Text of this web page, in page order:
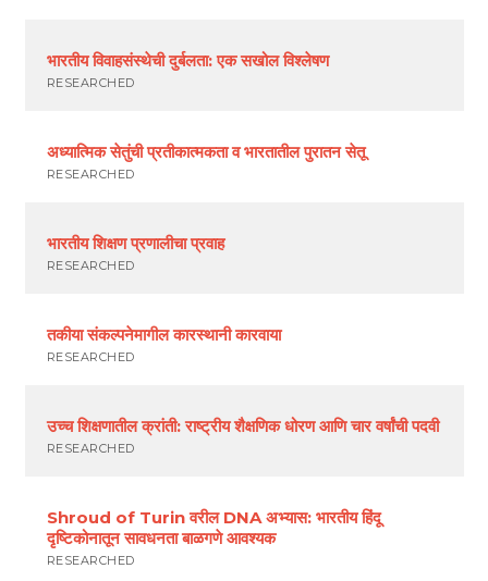
भारतीय विवाहसंस्थेची दुर्बलता: एक सखोल विश्लेषण
RESEARCHED
अध्यात्मिक सेतुंची प्रतीकात्मकता व भारतातील पुरातन सेतू
RESEARCHED
भारतीय शिक्षण प्रणालीचा प्रवाह
RESEARCHED
तकीया संकल्पनेमागील कारस्थानी कारवाया
RESEARCHED
उच्च शिक्षणातील क्रांती: राष्ट्रीय शैक्षणिक धोरण आणि चार वर्षांची पदवी
RESEARCHED
Shroud of Turin वरील DNA अभ्यास: भारतीय हिंदू
दृष्टिकोनातून सावधनता बाळगणे आवश्यक
RESEARCHED